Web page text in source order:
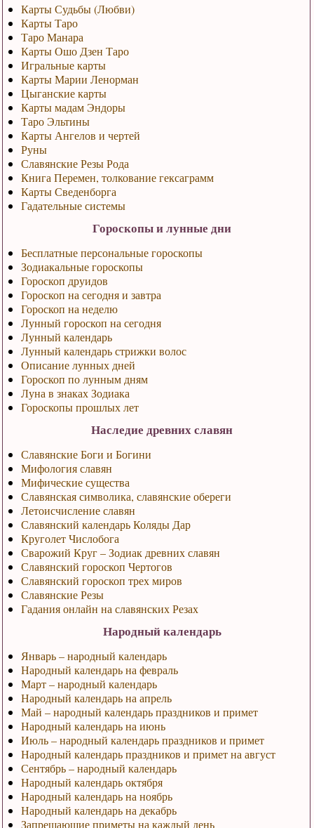
Карты Судьбы (Любви)
Карты Таро
Таро Манара
Карты Ошо Дзен Таро
Игральные карты
Карты Марии Ленорман
Цыганские карты
Карты мадам Эндоры
Таро Эльтины
Карты Ангелов и чертей
Руны
Славянские Резы Рода
Книга Перемен, толкование гексаграмм
Карты Сведенборга
Гадательные системы
Гороскопы и лунные дни
Бесплатные персональные гороскопы
Зодиакальные гороскопы
Гороскоп друидов
Гороскоп на сегодня и завтра
Гороскоп на неделю
Лунный гороскоп на сегодня
Лунный календарь
Лунный календарь стрижки волос
Описание лунных дней
Гороскоп по лунным дням
Луна в знаках Зодиака
Гороскопы прошлых лет
Наследие древних славян
Славянские Боги и Богини
Мифология славян
Мифические существа
Славянская символика, славянские обереги
Летоисчисление славян
Славянский календарь Коляды Дар
Круголет Числобога
Сварожий Круг – Зодиак древних славян
Славянский гороскоп Чертогов
Славянский гороскоп трех миров
Славянские Резы
Гадания онлайн на славянских Резах
Народный календарь
Январь – народный календарь
Народный календарь на февраль
Март – народный календарь
Народный календарь на апрель
Май – народный календарь праздников и примет
Народный календарь на июнь
Июль – народный календарь праздников и примет
Народный календарь праздников и примет на август
Сентябрь – народный календарь
Народный календарь октября
Народный календарь на ноябрь
Народный календарь на декабрь
Запрещающие приметы на каждый день